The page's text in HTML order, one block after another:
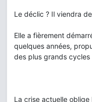
Le déclic ? Il viendra
Elle a fièrement
quelques années,
des plus grands cycles
La crise actuelle